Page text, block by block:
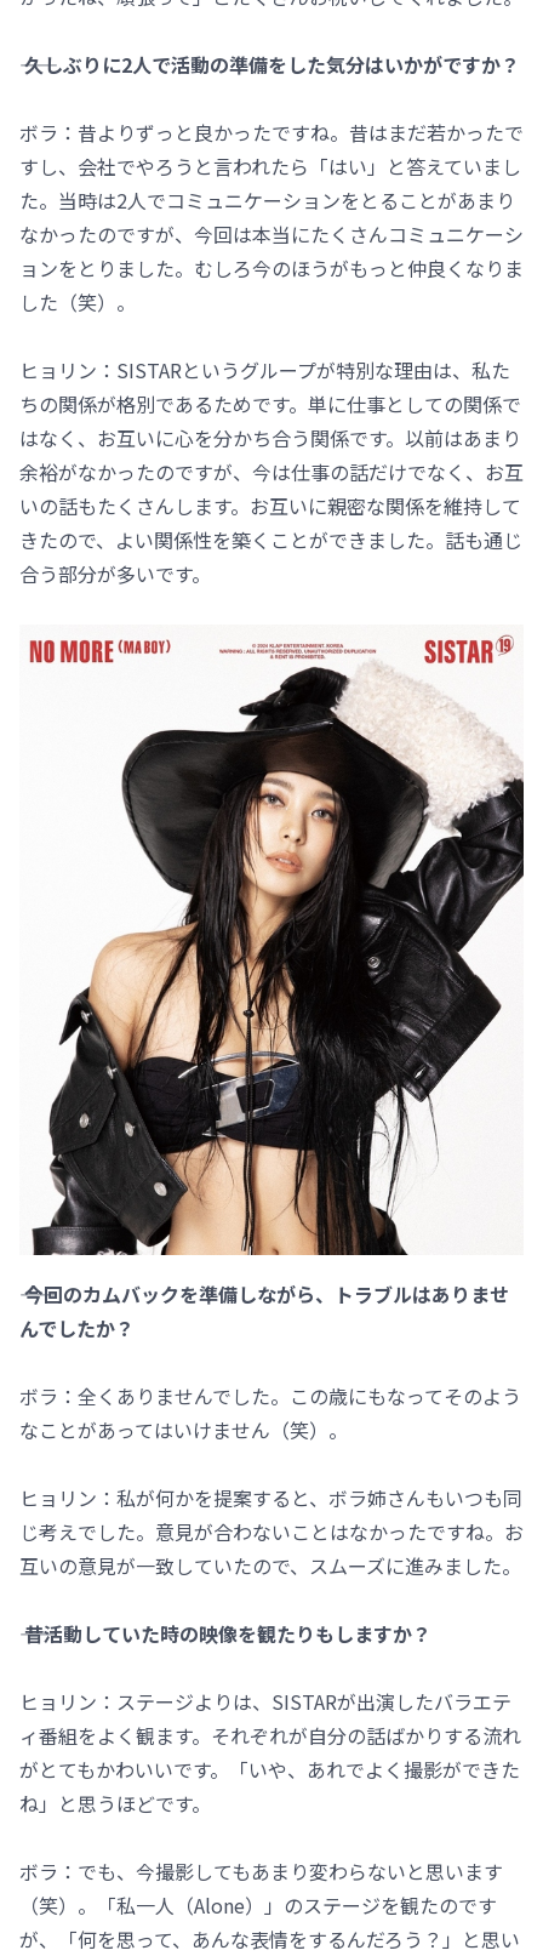
―― 久しぶりに2人で活動の準備をした気分はいかがですか？
ボラ：昔よりずっと良かったですね。昔はまだ若かったで
すし、会社でやろうと言われたら「はい」と答えていまし
た。当時は2人でコミュニケーションをとることがあまり
なかったのですが、今回は本当にたくさんコミュニケーシ
ョンをとりました。むしろ今のほうがもっと仲良くなりま
した（笑）。
ヒョリン：SISTARというグループが特別な理由は、私た
ちの関係が格別であるためです。単に仕事としての関係で
はなく、お互いに心を分かち合う関係です。以前はあまり
余裕がなかったのですが、今は仕事の話だけでなく、お互
いの話もたくさんします。お互いに親密な関係を維持して
きたので、よい関係性を築くことができました。話も通じ
合う部分が多いです。
―― 今回のカムバックを準備しながら、トラブルはありませ
んでしたか？
ボラ：全くありませんでした。この歳にもなってそのよう
なことがあってはいけません（笑）。
ヒョリン：私が何かを提案すると、ボラ姉さんもいつも同
じ考えでした。意見が合わないことはなかったですね。お
互いの意見が一致していたので、スムーズに進みました。
―― 昔活動していた時の映像を観たりもしますか？
ヒョリン：ステージよりは、SISTARが出演したバラエテ
ィ番組をよく観ます。それぞれが自分の話ばかりする流れ
がとてもかわいいです。「いや、あれでよく撮影ができた
ね」と思うほどです。
ボラ：でも、今撮影してもあまり変わらないと思います
（笑）。「私一人（Alone）」のステージを観たのです
が、「何を思って、あんな表情をするんだろう？」と思い